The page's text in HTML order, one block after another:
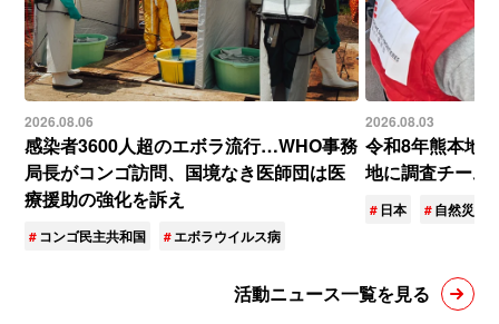
2026.08.06
感染者3600人超のエボラ流行…WHO事務
局長がコンゴ訪問、国境なき医師団は医
療援助の強化を訴え
コンゴ民主共和国 エボラウイルス病
2026.08.03
令和8年熊本地
地に調査チーム
日本 自然災害
活動ニュース一覧を見る